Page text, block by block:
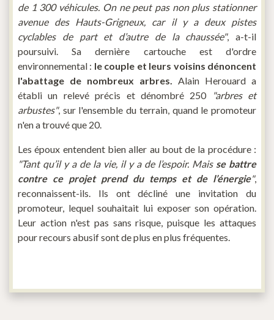
de 1 300 véhicules. On ne peut pas non plus stationner
avenue des Hauts-Grigneux, car il y a deux pistes
cyclables de part et d’autre de la chaussée", a-t-il
poursuivi. Sa dernière cartouche est d'ordre
environnemental : le couple et leurs voisins dénoncent
l'abattage de nombreux arbres. Alain Herouard a
établi un relevé précis et dénombré 250
"arbres et
arbustes", sur l'ensemble du terrain, quand le promoteur
n'en a trouvé que 20.
Les époux entendent bien aller au bout de la procédure :
"Tant qu’il y a de la vie, il y a de l’espoir. Mais se battre
contre ce projet prend du temps et de l’énergie",
reconnaissent-ils. Ils ont décliné une invitation du
promoteur, lequel souhaitait lui exposer son opération.
Leur action n'est pas sans risque, puisque les attaques
pour recours abusif sont de plus en plus fréquentes.